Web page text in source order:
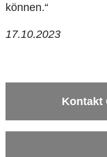
können.“
17.10.2023
Kontakt